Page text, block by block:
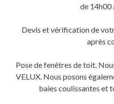
de 14h00
Devis et vérification de
après
Pose de fenêtres de toit.
VELUX. Nous posons
baies coulissantes et